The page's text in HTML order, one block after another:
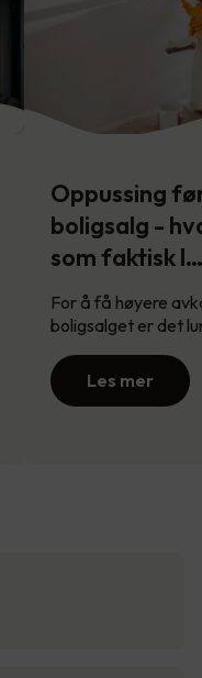
Oppussing
boligsalg -
som faktisk l…
For å få høyere
boligsalget er det
Les mer